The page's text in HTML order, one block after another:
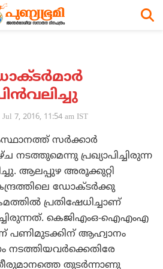
Jul 7, 2016, 11:54 am IST
സര്‍ക്കാര്‍
നടത്തുമെന്നു പ്രഖ്യാപിച്ചിരുന്ന
ആലപ്പുഴ അരൂക്കുറ്റി
ഡോക്ടര്‍ക്കു
പ്രതിഷേധിച്ചാണ്
കെജിഎംഒ-ഐഎംഎ
ആഹ്വാനം
തുടര്‍ന്നാണു